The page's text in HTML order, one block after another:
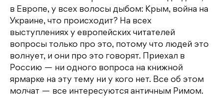
в Европе, у всех волосы дыбом: Крым, война на
Украине, что происходит? На всех
выступлениях у европейских читателей
вопросы только про это, потому что людей это
волнует, и они про это говорят. Приехал в
Россию — ни одного вопроса на книжной
ярмарке на эту тему ни у кого нет. Все об этом
молчат — все интересуются античным Римом.